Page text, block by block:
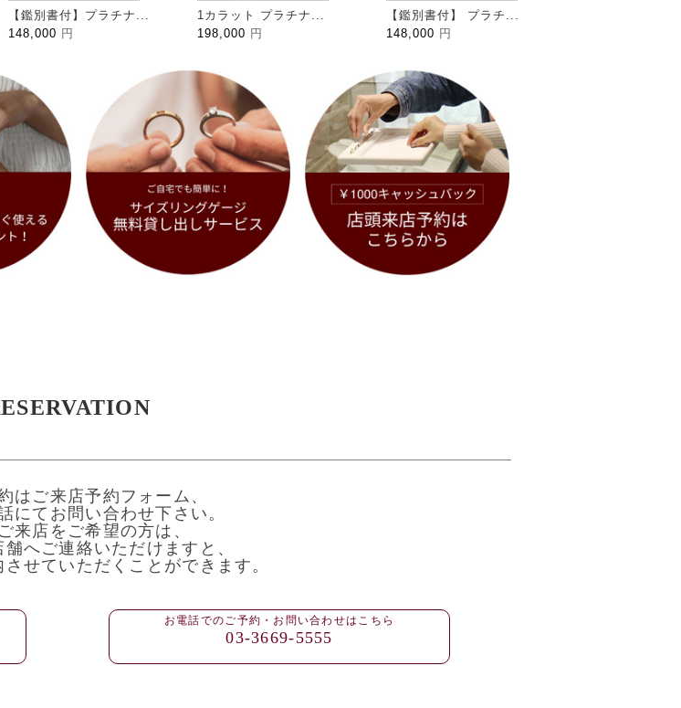
【鑑別書付】プラチナ...
148,000 円
1カラット プラチナ...
198,000 円
【鑑別書付】 プラチ...
148,000 円
はご来店予約フォーム、
にてお問い合わせ下さい。
来店をご希望の方は、
へご連絡いただけますと、
せていただくことができます。
お電話でのご予約・お問い合わせはこちら
03-3669-5555